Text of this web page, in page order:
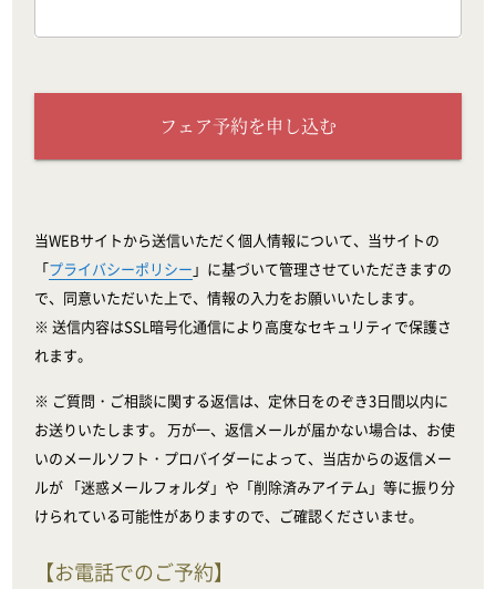
フェア予約を申し込む
当WEBサイトから送信いただく個人情報について、当サイトの
「プライバシーポリシー 」に基づいて管理させていただきますの
で、同意いただいた上で、情報の入力をお願いいたします。
※ 送信内容はSSL暗号化通信により高度なセキュリティで保護さ
れます。
※ ご質問・ご相談に関する返信は、定休日をのぞき3日間以内に
お送りいたします。 万が一、返信メールが届かない場合は、お使
いのメールソフト・プロバイダーによって、当店からの返信メー
ルが 「迷惑メールフォルダ」や「削除済みアイテム」等に振り分
けられている可能性がありますので、ご確認くださいませ。
【お電話でのご予約】